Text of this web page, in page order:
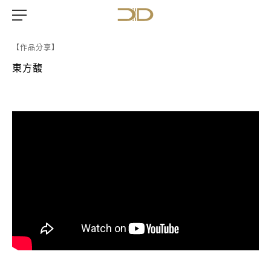
【作品分享】
東方馥